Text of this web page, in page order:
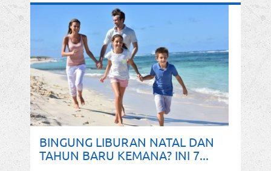
BINGUNG LIBURAN NATAL DAN
TAHUN BARU KEMANA? INI 7...